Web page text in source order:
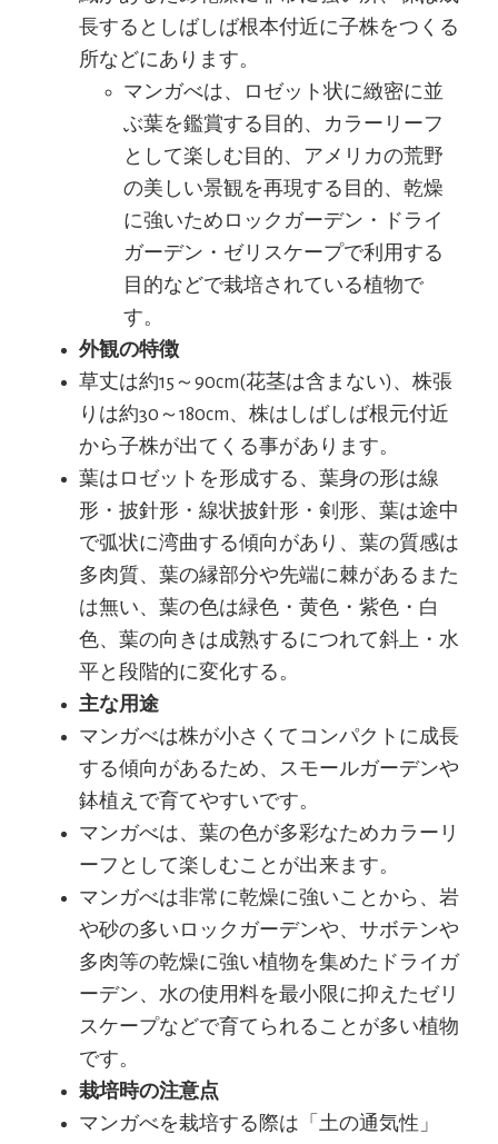
長するとしばしば根本付近に子株をつくる
所などにあります。
マンガべは、ロゼット状に緻密に並
ぶ葉を鑑賞する目的、カラーリーフ
として楽しむ目的、アメリカの荒野
の美しい景観を再現する目的、乾燥
に強いためロックガーデン・ドライ
ガーデン・ゼリスケープで利用する
目的などで栽培されている植物で
す。
外観の特徴
草丈は約15～90cm(花茎は含まない)、株張
りは約30～180cm、株はしばしば根元付近
から子株が出てくる事があります。
葉はロゼットを形成する、葉身の形は線
形・披針形・線状披針形・剣形、葉は途中
で弧状に湾曲する傾向があり、葉の質感は
多肉質、葉の縁部分や先端に棘があるまた
は無い、葉の色は緑色・黄色・紫色・白
色、葉の向きは成熟するにつれて斜上・水
平と段階的に変化する。
主な用途
マンガべは株が小さくてコンパクトに成長
する傾向があるため、スモールガーデンや
鉢植えで育てやすいです。
マンガべは、葉の色が多彩なためカラーリ
ーフとして楽しむことが出来ます。
マンガべは非常に乾燥に強いことから、岩
や砂の多いロックガーデンや、サボテンや
多肉等の乾燥に強い植物を集めたドライガ
ーデン、水の使用料を最小限に抑えたゼリ
スケープなどで育てられることが多い植物
です。
栽培時の注意点
マンガべを栽培する際は「土の通気性」